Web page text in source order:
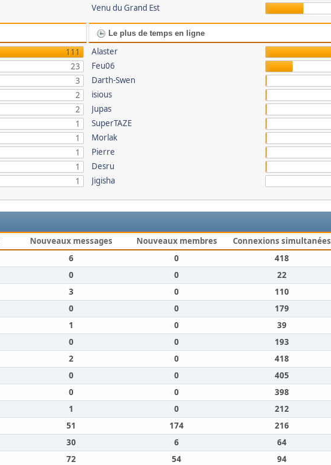
Venu du Grand Est
111
23
3
2
2
1
1
1
1
1
Le plus de temps en ligne
Alaster
Feu06
Darth-Swen
isious
Jupas
SuperTAZE
Morlak
Pierre
Desru
Jigisha
Nouveaux messages Nouveaux membres Connexions simultanées
6 0 418
0 0 22
3 0 110
0 0 179
1 0 39
0 0 193
2 0 418
0 0 405
0 0 398
1 0 212
51 174 216
30 6 64
72 54 94